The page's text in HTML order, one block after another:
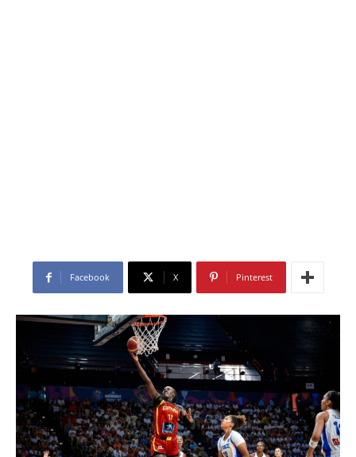
Facebook X Pinterest